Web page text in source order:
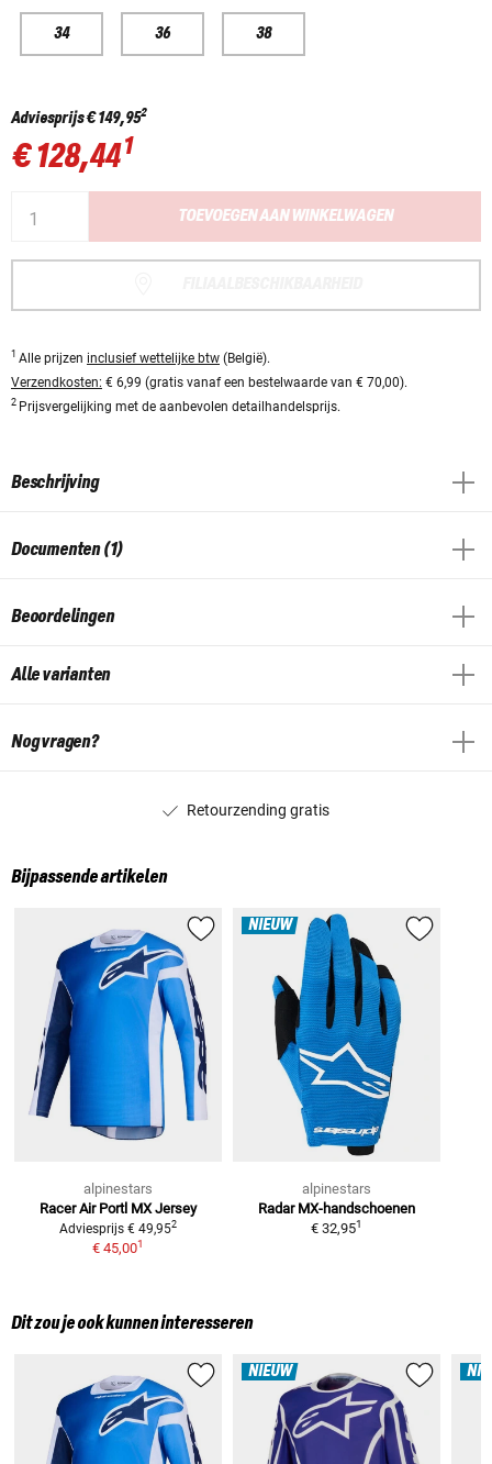
34 36 38
Adviesprijs€ 149,952
€ 128,441
TOEVOEGEN AAN WINKELWAGEN
1 Alle prijzen inclusief wettelijke btw (België).
Verzendkosten: € 6,99 (gratis vanaf een bestelwaarde van € 70,00).
2 Prijsvergelijking met de aanbevolen detailhandelsprijs.
Beschrijving
Documenten (1)
Beoordelingen
Alle varianten
Nog vragen?
Retourzending gratis
Bijpassende artikelen
alpinestars
Racer Air Portl MX Jersey
Adviesprijs € 49,952
€ 45,001
NIEUW
alpinestars
Radar MX-handschoenen
€ 32,951
Dit zou je ook kunnen interesseren
NIEUW